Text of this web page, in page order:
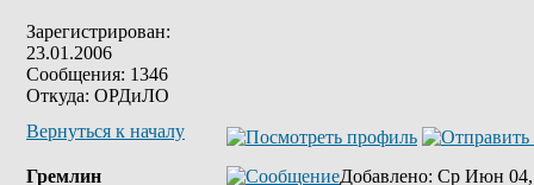
Зарегистрирован:
23.01.2006
Сообщения: 1346
Откуда: ОРДиЛО
Вернуться к началу
Гремлин Добавлено: Ср Июн 04,